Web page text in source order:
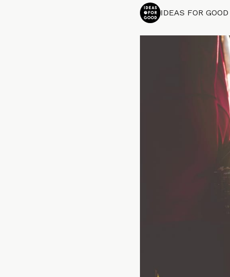
IDEAS FOR